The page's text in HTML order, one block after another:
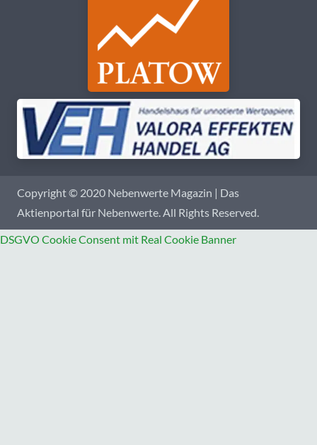
Copyright © 2020 Nebenwerte Magazin | Das
Aktienportal für Nebenwerte. All Rights Reserved.
DSGVO Cookie Consent mit Real Cookie Banner